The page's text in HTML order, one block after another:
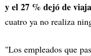
y el 27 % dejó de
cuatro ya no realiza
"Los empleados que